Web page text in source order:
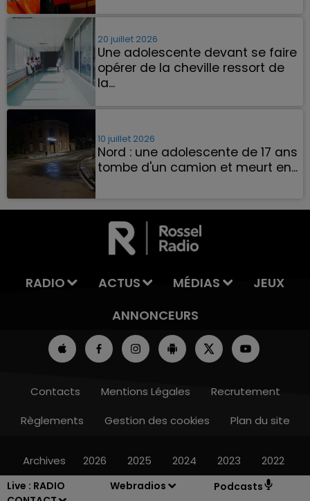
Live : RADIO
Webradios Podcasts
LA TEAM DU WEEK-END
leur bébé de trois mois d'un liquide
inflammable.
20 juillet 2026
Une adolescente devant se faire
opérer de la cheville ressort de
la...
10 juillet 2026
Nord : une adolescente de 17 ans
tombe d'un camion et meurt en...
rond-point et d’être percutée par le
véhicule en question.
RADIO ACTUS MÉDIAS
JEUX
ANNONCEURS
Contacts Mentions Légales
Recrutement
Règlements
Gestion des cookies Plan du site
Archives 2026 2025 2024 2023 2022